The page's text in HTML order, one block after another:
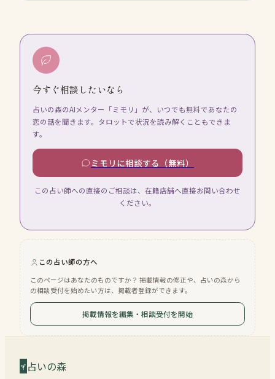
今すぐ相談したいなら
占いの森のAIメンター「ミモリ」が、いつでも無料であなたの
恋の話を聞きます。タロットで状況を読み解くこともできま
す。
ミモリに相談する（無料）
この占い師への直接のご相談は、在籍店舗へ直接お問い合わせ
ください。
この占い師の方へ
このページはあなたのものですか？ 掲載情報の修正や、占いの森から
の相談受付を始めたい方は、掲載者登録ができます。
掲載情報を編集・相談受付を開始
占いの森